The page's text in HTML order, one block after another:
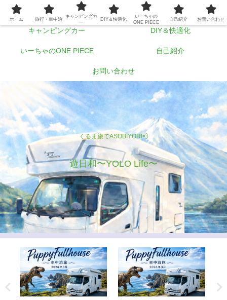
くるま旅でASOBIYORI💨
遊日和〜YOLO Life〜
ホーム 旅行・車中泊
キャンピングカー DIY＆快適化
いーちゃのONE PIECE 自己紹介
お問い合わせ
ホーム 旅行・車中泊
キャンピングカ
ー
DIY＆快適化
いーちゃの
ONE PIECE
自己紹介 お問い合わせ